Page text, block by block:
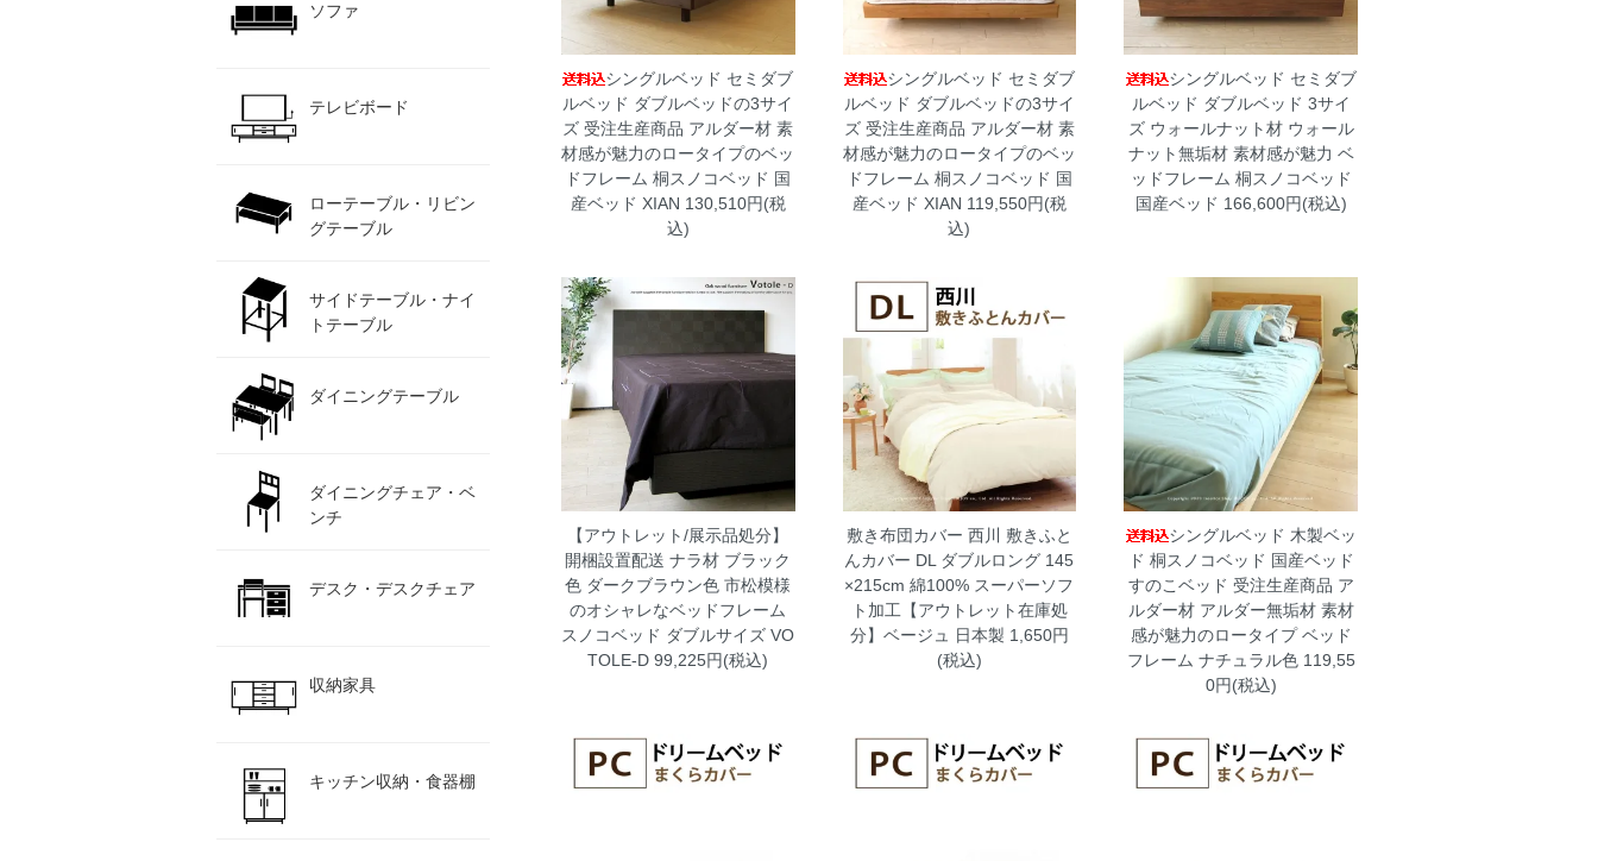
シングルベッド セミダブ
ルベッド ダブルベッドの3サイ
ズ 受注生産商品 アルダー材 素
材感が魅力のロータイプのベッ
ドフレーム 桐スノコベッド 国
産ベッド XIAN 130,510円(税
込)
シングルベッド セミダブ
ルベッド ダブルベッドの3サイ
ズ 受注生産商品 アルダー材 素
材感が魅力のロータイプのベッ
ドフレーム 桐スノコベッド 国
産ベッド XIAN 119,550円(税
込)
シングルベッド セミダブ
ルベッド ダブルベッド 3サイ
ズ ウォールナット材 ウォール
ナット無垢材 素材感が魅力 ベ
ッドフレーム 桐スノコベッド
国産ベッド 166,600円(税込)
【アウトレット/展示品処分】
開梱設置配送 ナラ材 ブラック
色 ダークブラウン色 市松模様
のオシャレなベッドフレーム
スノコベッド ダブルサイズ VO
TOLE-D 99,225円(税込)
敷き布団カバー 西川 敷きふと
んカバー DL ダブルロング 145
×215cm 綿100% スーパーソフ
ト加工【アウトレット在庫処
分】ベージュ 日本製 1,650円
(税込)
シングルベッド 木製ベッ
ド 桐スノコベッド 国産ベッド
すのこベッド 受注生産商品 ア
ルダー材 アルダー無垢材 素材
感が魅力のロータイプ ベッド
フレーム ナチュラル色119,55
0円(税込)
ソファ
テレビボード
ローテーブル・リビン
グテーブル
サイドテーブル・ナイ
トテーブル
ダイニングテーブル
ダイニングチェア・ベ
ンチ
デスク・デスクチェア
収納家具
キッチン収納・食器棚